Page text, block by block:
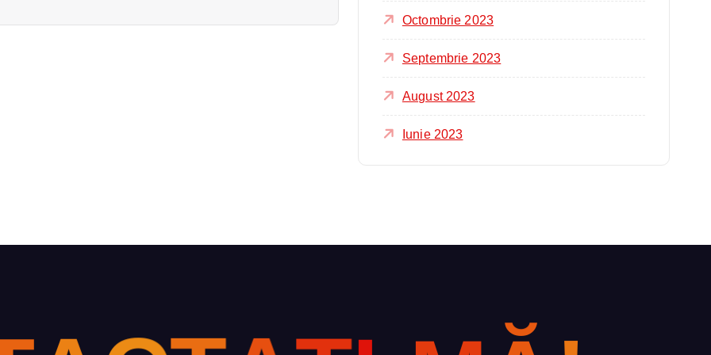
Octombrie 2023
Septembrie 2023
August 2023
Iunie 2023